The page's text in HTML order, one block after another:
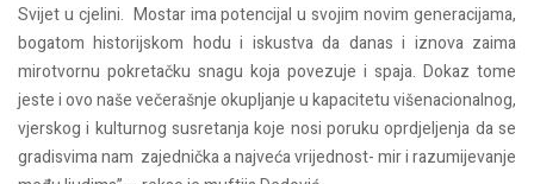
Svijet u cjelini. Mostar ima potencijal u svojim novim generacijama,
bogatom historijskom hodu i iskustva da danas i iznova zaima
mirotvornu pokretačku snagu koja povezuje i spaja. Dokaz tome
jeste i ovo naše večerašnje okupljanje u kapacitetu višenacionalnog,
vjerskog i kulturnog susretanja koje nosi poruku oprdjeljenja da se
gradisvima nam zajednička a najveća vrijednost- mir i razumijevanje